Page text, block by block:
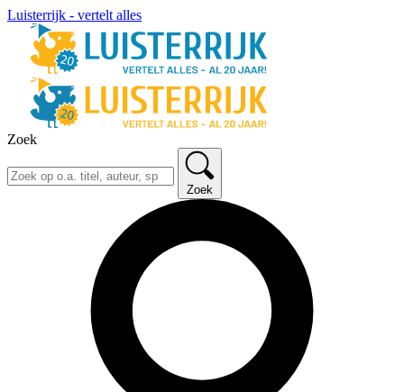
Luisterrijk - vertelt alles
Zoek
Zoek